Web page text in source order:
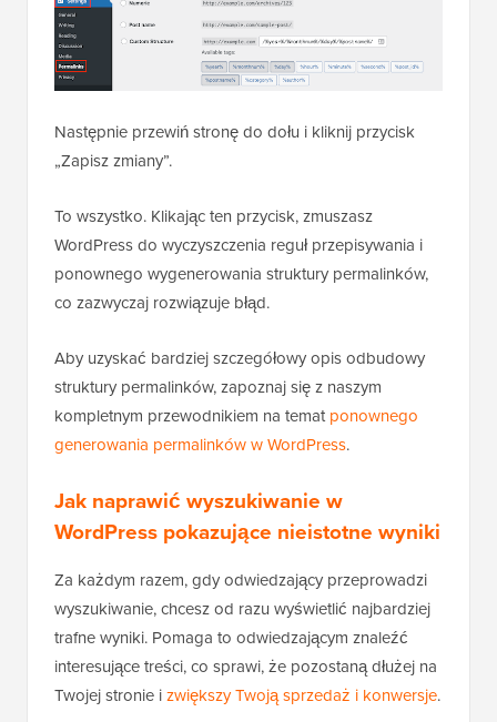
Następnie przewiń stronę do dołu i kliknij przycisk
„Zapisz zmiany”.
To wszystko. Klikając ten przycisk, zmuszasz
WordPress do wyczyszczenia reguł przepisywania i
ponownego wygenerowania struktury permalinków,
co zazwyczaj rozwiązuje błąd.
Aby uzyskać bardziej szczegółowy opis odbudowy
struktury permalinków, zapoznaj się z naszym
kompletnym przewodnikiem na tematponownego
generowania permalinków w WordPress.
Jak naprawić wyszukiwanie w
WordPress pokazujące nieistotne wyniki
Za każdym razem, gdy odwiedzający przeprowadzi
wyszukiwanie, chcesz od razu wyświetlić najbardziej
trafne wyniki. Pomaga to odwiedzającym znaleźć
interesujące treści, co sprawi, że pozostaną dłużej na
Twojej stronie izwiększy Twoją sprzedaż i konwersje.